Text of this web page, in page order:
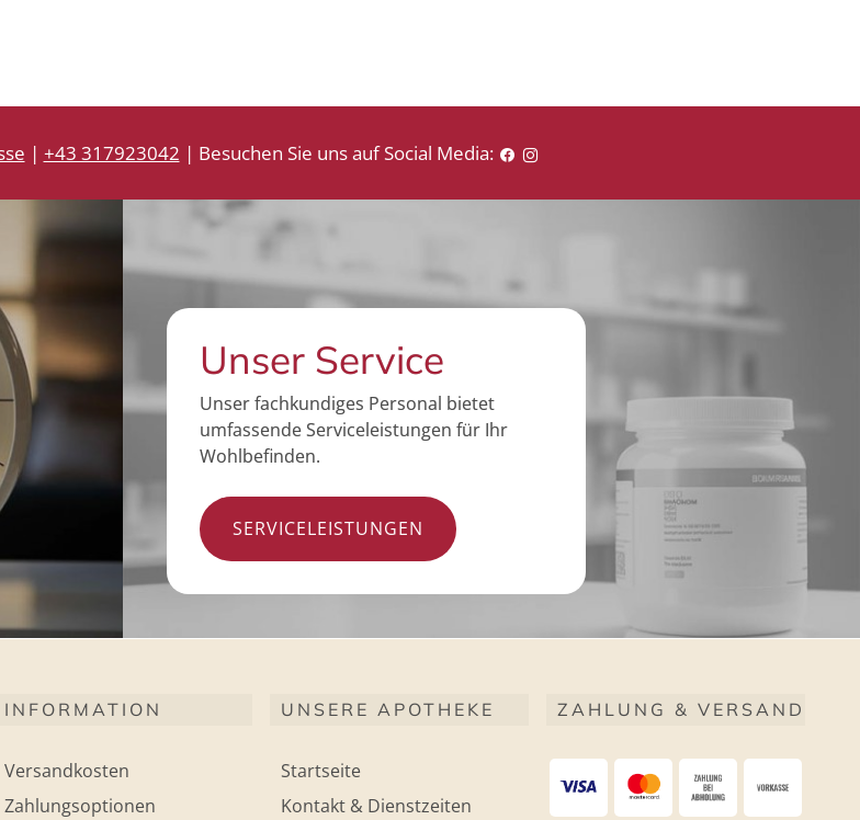
| +43 317923042 | Besuchen Sie uns auf Social Media:
Unser Service
Unser fachkundiges Personal bietet
umfassende Serviceleistungen für Ihr
Wohlbefinden.
SERVICELEISTUNGEN
INFORMATION
Versandkosten
Zahlungsoptionen
UNSERE APOTHEKE
Startseite
Kontakt & Dienstzeiten
ZAHLUNG & VERSAND